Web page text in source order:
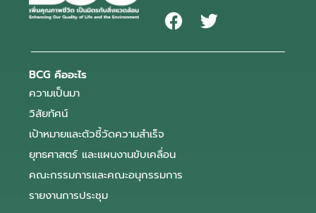
BCG คืออะไร
ความเป็นมา
วิสัยทัศน์
เป้าหมายและตัวชี้วัดความสำเร็จ
ยุทธศาสตร์ และแผนงานขับเคลื่อน
คณะกรรมการและคณะอนุกรรมการ
รายงานการประชุม